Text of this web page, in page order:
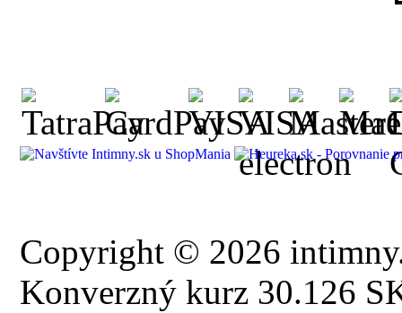
Copyright © 2026
Konverzný kurz 30.126